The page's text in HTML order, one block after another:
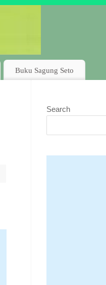
Buku Sagung Seto
Search